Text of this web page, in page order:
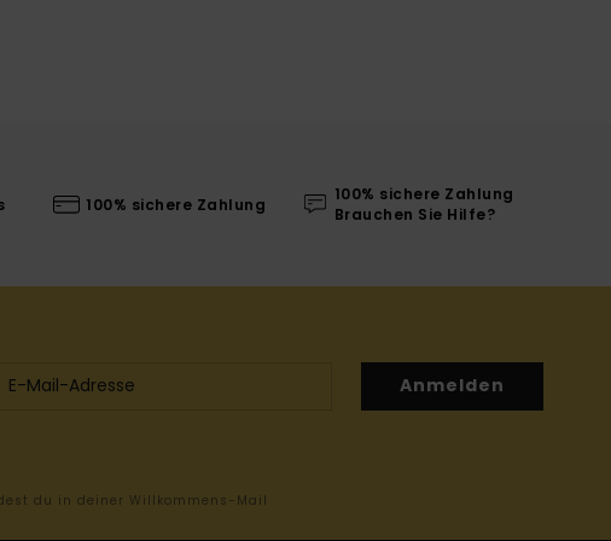
100% sichere Zahlung
100% sichere Zahlung
Brauchen Sie Hilfe?
Anmelden
du in deiner Willkommens-Mail